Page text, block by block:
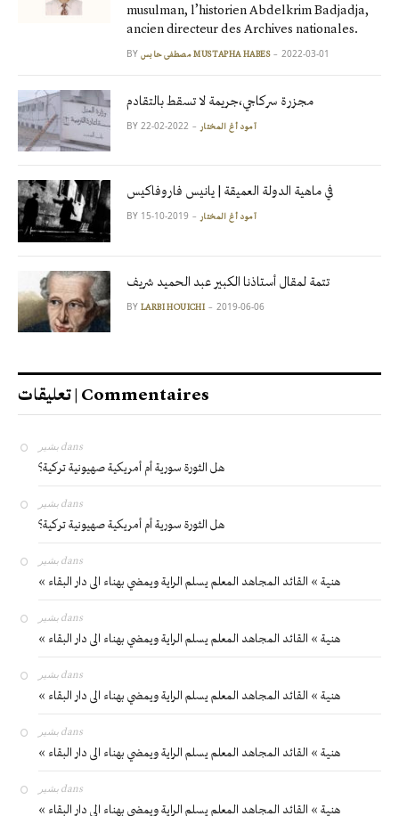
musulman, l’historien Abdelkrim Badjadja,
ancien directeur des Archives nationales.
BY مصطفى حابس MUSTAPHA HABES 2022-03-01
مجزرة سركاجي،جريمة لا تسقط بالتقادم
BY آمود أغ المختار 2022-02-22
في ماهية الدولة العميقة | يانيس فاروفاكيس
BY آمود أغ المختار 2019-10-15
تتمة لمقال أستاذنا الكبير عبد الحميد شريف
BY LARBI HOUICHI 2019-06-06
تعليقات | Commentaires
بشير dans
هل الثورة سورية أم أمريكية صهيونية تركية؟
بشير dans
هل الثورة سورية أم أمريكية صهيونية تركية؟
بشير dans
« هنية » القائد المجاهد المعلم يسلم الراية ويمضي بهناء الى دار البقاء
بشير dans
« هنية » القائد المجاهد المعلم يسلم الراية ويمضي بهناء الى دار البقاء
بشير dans
« هنية » القائد المجاهد المعلم يسلم الراية ويمضي بهناء الى دار البقاء
بشير dans
« هنية » القائد المجاهد المعلم يسلم الراية ويمضي بهناء الى دار البقاء
بشير dans
« هنية » القائد المجاهد المعلم يسلم الراية ويمضي بهناء الى دار البقاء